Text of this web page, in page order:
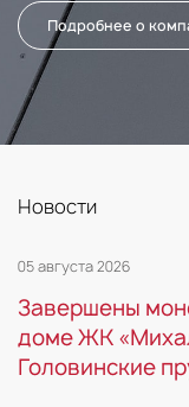
Подробнее о
Новости
05 августа 2026
Завершены
доме ЖК
Головинские